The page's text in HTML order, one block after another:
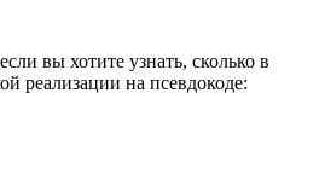
вы хотите узнать, сколько в
реализации на псевдокоде: